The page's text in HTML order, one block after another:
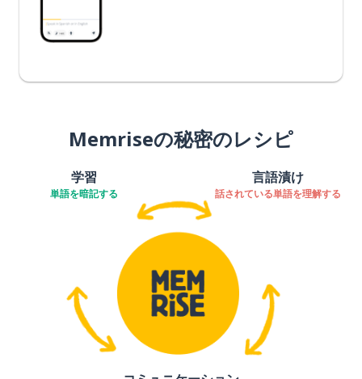
Memriseの秘密のレシピ
学習
単語を暗記する
言語漬け
話されている単語を理解する